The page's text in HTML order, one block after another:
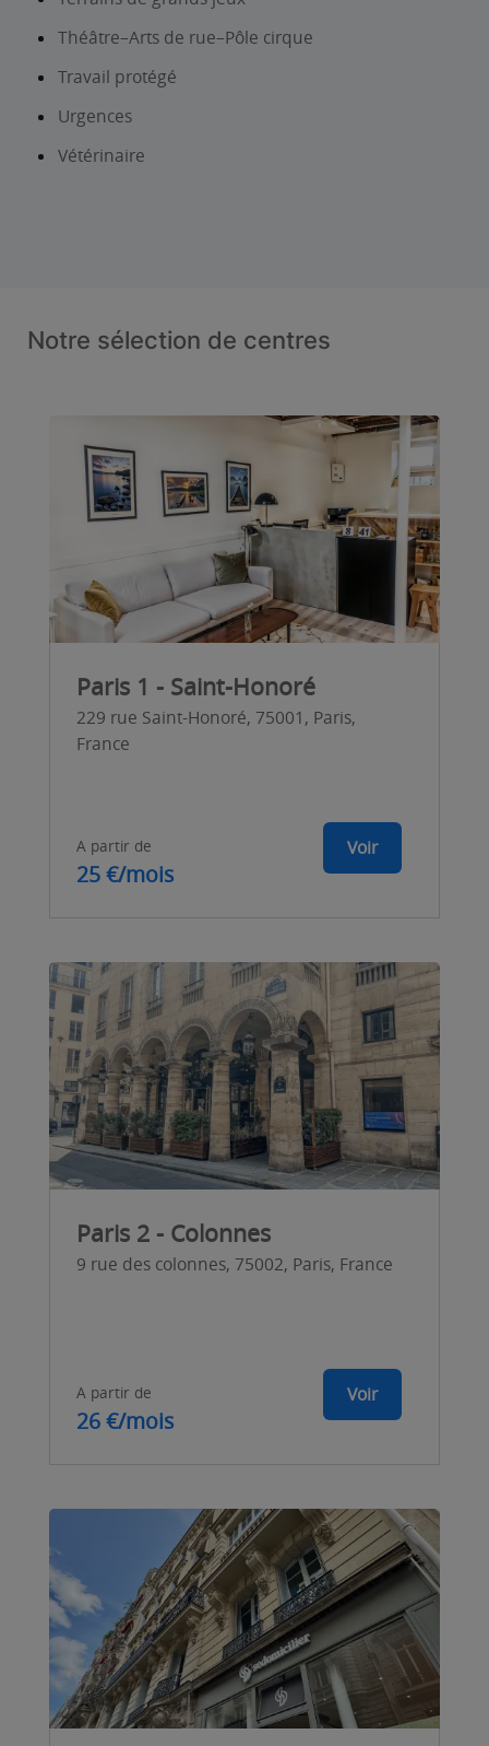
Théâtre–Arts de rue–Pôle cirque
Travail protégé
Urgences
Vétérinaire
Notre sélection de centres
Paris 1 - Saint-Honoré
229 rue Saint-Honoré, 75001, Paris,
France
A partir de
25 €/mois
Voir
Paris 2 - Colonnes
9 rue des colonnes, 75002, Paris, France
A partir de
26 €/mois
Voir